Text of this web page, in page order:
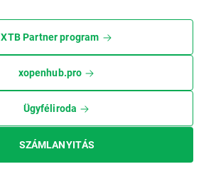
XTB Partner program
xopenhub.pro
Ügyféliroda
SZÁMLANYITÁS